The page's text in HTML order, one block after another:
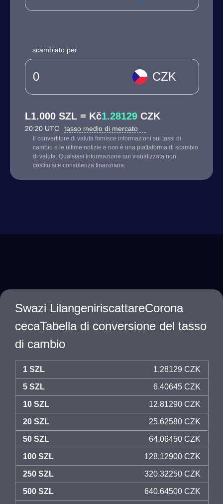
scambiato per
CZK
L1.000 SZL = Kč1.28129 CZK
20:20 UTC tasso medio di mercato
Il convertitore di valuta fornisce informazioni sui tassi di
cambio e le ultime notizie e non è una piattaforma di scambio
di valuta. Qualsiasi informazione qui visualizzata non
costituisce consulenza finanziaria.
Swazi LilangeniriscattareCorona
cecaTabella di conversione del tasso
di cambio
1 SZL 1.28129 CZK
5 SZL 6.40645 CZK
10 SZL 12.81290 CZK
20 SZL 25.62580 CZK
50 SZL 64.06450 CZK
100 SZL 128.12900 CZK
250 SZL 320.32250 CZK
500 SZL 640.64500 CZK